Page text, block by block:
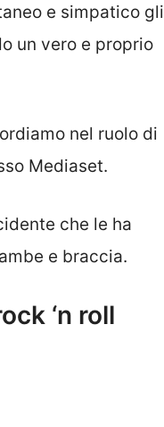
e simpatico gli
un vero e proprio
nel ruolo di
Mediaset.
che le ha
e braccia.
‘n roll